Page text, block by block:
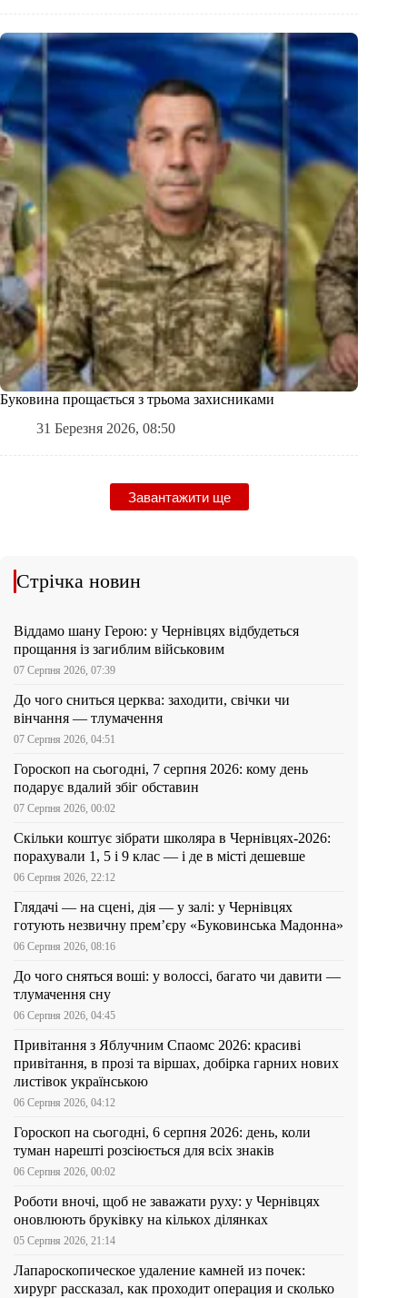
Буковина прощається з трьома захисниками
31 Березня 2026, 08:50
Завантажити ще
Стрічка новин
Віддамо шану Герою: у Чернівцях відбудеться
прощання із загиблим військовим
07 Серпня 2026, 07:39
До чого сниться церква: заходити, свічки чи
вінчання — тлумачення
07 Серпня 2026, 04:51
Гороскоп на сьогодні, 7 серпня 2026: кому день
подарує вдалий збіг обставин
07 Серпня 2026, 00:02
Скільки коштує зібрати школяра в Чернівцях-2026:
порахували 1, 5 і 9 клас — і де в місті дешевше
06 Серпня 2026, 22:12
Глядачі — на сцені, дія — у залі: у Чернівцях
готують незвичну прем’єру «Буковинська Мадонна»
06 Серпня 2026, 08:16
До чого сняться воші: у волоссі, багато чи давити —
тлумачення сну
06 Серпня 2026, 04:45
Привітання з Яблучним Спаомс 2026: красиві
привітання, в прозі та віршах, добірка гарних нових
листівок українською
06 Серпня 2026, 04:12
Гороскоп на сьогодні, 6 серпня 2026: день, коли
туман нарешті розсіюється для всіх знаків
06 Серпня 2026, 00:02
Роботи вночі, щоб не заважати руху: у Чернівцях
оновлюють бруківку на кількох ділянках
05 Серпня 2026, 21:14
Лапароскопическое удаление камней из почек:
хирург рассказал, как проходит операция и сколько